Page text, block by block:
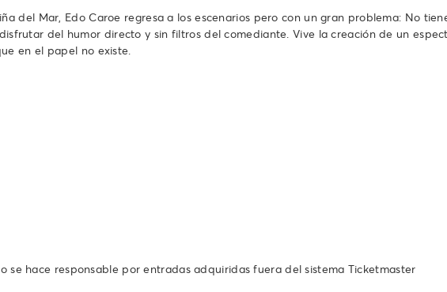
del Mar, Edo Caroe regresa a los escenarios pero con un gran problema: No
del humor directo y sin filtros del comediante. Vive la creación de un
en el papel no existe.
se hace responsable por entradas adquiridas fuera del sistema Ticketmaster